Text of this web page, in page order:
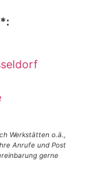
Werkstätten o.ä.,
Anrufe und Post
gerne